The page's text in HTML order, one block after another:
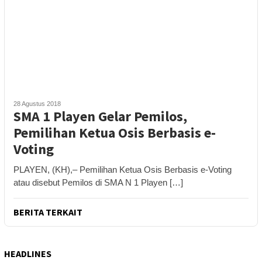
28 Agustus 2018
SMA 1 Playen Gelar Pemilos,
Pemilihan Ketua Osis Berbasis e-
Voting
PLAYEN, (KH),– Pemilihan Ketua Osis Berbasis e-Voting
atau disebut Pemilos di SMA N 1 Playen […]
BERITA TERKAIT
HEADLINES